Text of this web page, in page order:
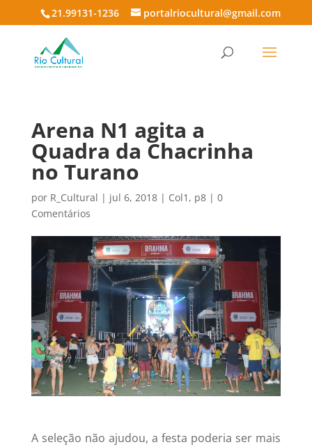
21.99131-1236 portalriocultural@gmail.com
Arena N1 agita a
Quadra da Chacrinha
no Turano
por R_Cultural | jul 6, 2018| Col1 , p8| 0
Comentários
A seleção não ajudou, a festa poderia ser mais